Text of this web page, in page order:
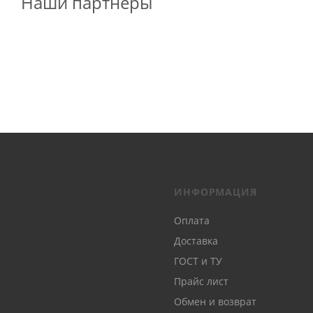
ИНФОРМАЦИЯ
Оплата
Доставка
ГОСТ и ТУ
Прайс лист
Обмен и возврат